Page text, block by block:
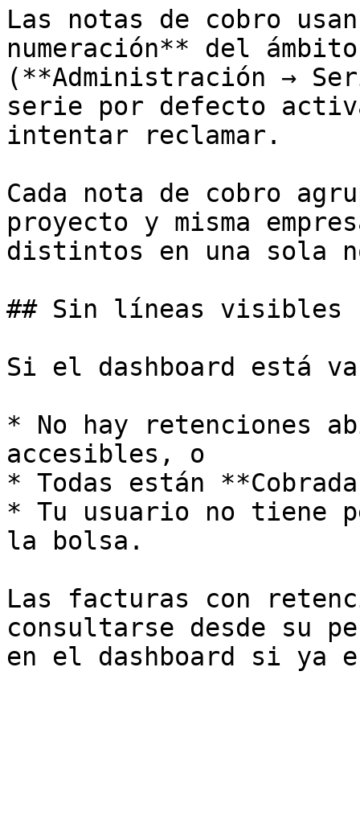
Las notas de cobro
numeración** del
(**Administración →
serie por defecto
intentar reclamar.
Cada nota de cobro
proyecto y misma
distintos en una sola
## Sin líneas visibles
Si el dashboard está
* No hay retenciones
accesibles, o
* Todas están
* Tu usuario no tiene
la bolsa.
Las facturas con
consultarse desde su